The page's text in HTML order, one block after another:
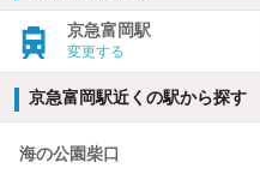
京急富岡駅
変更する
京急富岡駅近くの駅から探す
海の公園柴口